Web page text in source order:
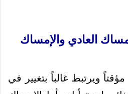
العادي والإمساك
ويرتبط غالباً بتغيير في